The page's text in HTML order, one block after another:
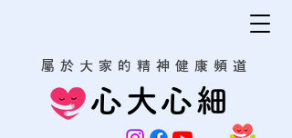
心大心細
屬於大家的精神健康頻道